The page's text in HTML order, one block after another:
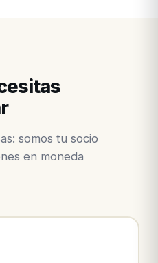
somos tu socio
en moneda